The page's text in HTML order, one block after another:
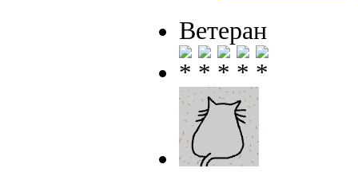
Ветеран